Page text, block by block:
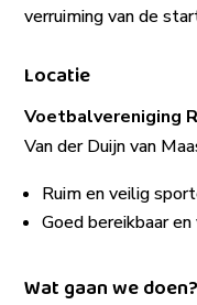
verruiming van de
Locatie
Voetbalvereniging
Van der Duijn van
Ruim en veilig
Goed bereikbaar
Wat gaan we doen?